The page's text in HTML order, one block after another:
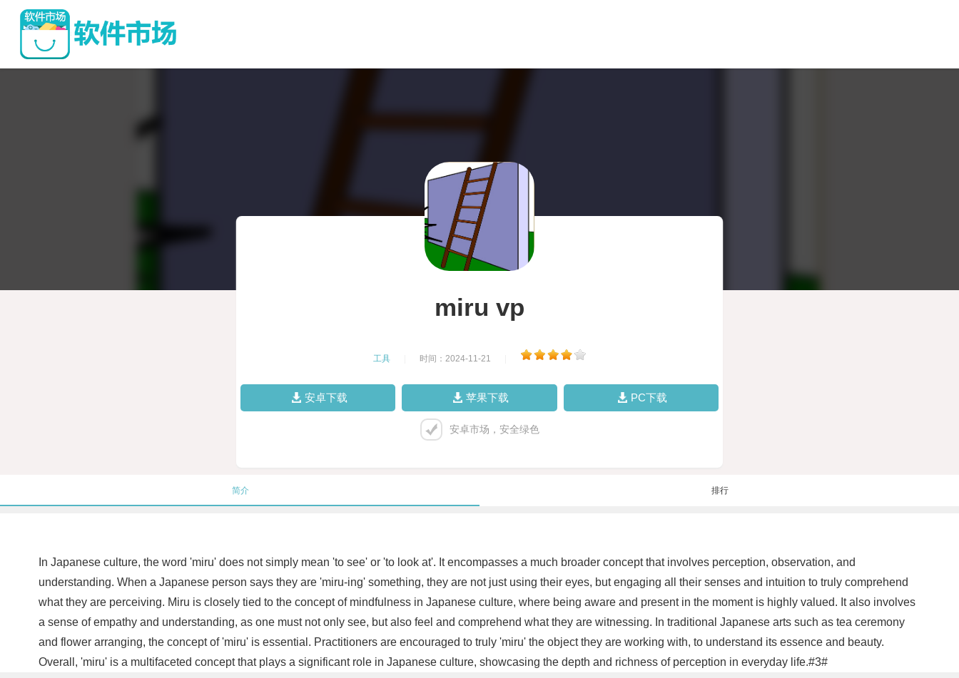
miru vp
工具 时间：2024-11-21
安卓下载 苹果下载 PC下载
安卓市场，安全绿色
简介 排行
In Japanese culture, the word 'miru' does not simply mean 'to see' or 'to look at'. It encompasses a much broader concept that involves perception, observation, and
understanding. When a Japanese person says they are 'miru-ing' something, they are not just using their eyes, but engaging all their senses and intuition to truly comprehend
what they are perceiving. Miru is closely tied to the concept of mindfulness in Japanese culture, where being aware and present in the moment is highly valued. It also involves
a sense of empathy and understanding, as one must not only see, but also feel and comprehend what they are witnessing. In traditional Japanese arts such as tea ceremony
and flower arranging, the concept of 'miru' is essential. Practitioners are encouraged to truly 'miru' the object they are working with, to understand its essence and beauty.
Overall, 'miru' is a multifaceted concept that plays a significant role in Japanese culture, showcasing the depth and richness of perception in everyday life.#3#